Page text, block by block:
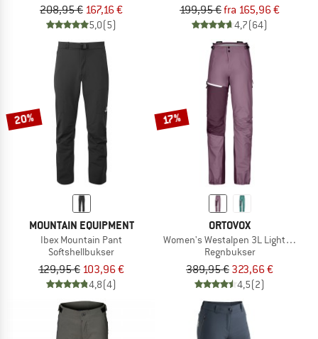
208,95 € 167,16 €
5,0(5)
199,95 €fra 165,96 €
4,7(64)
20%
MOUNTAIN EQUIPMENT
Ibex Mountain Pant
Softshellbukser
129,95 € 103,96 €
4,8(4)
17%
ORTOVOX
Women's Westalpen 3L Light Pants
Regnbukser
389,95 € 323,66 €
4,5(2)